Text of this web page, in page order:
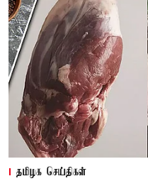
தமிழக செய்திகள்